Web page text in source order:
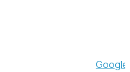
Google